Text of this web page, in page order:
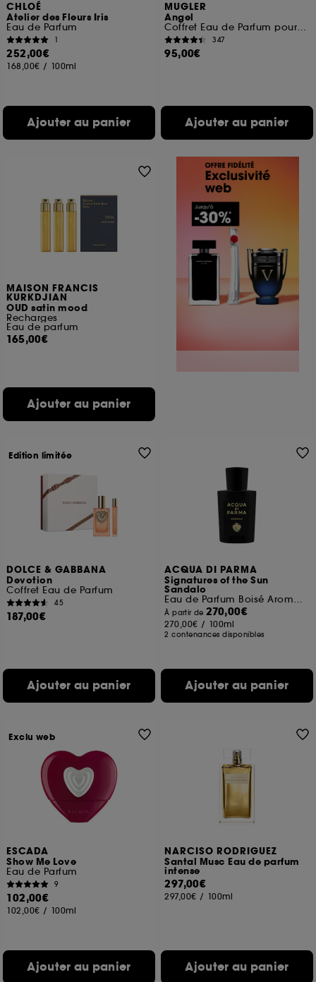
CHLOÉ
Atelier des Fleurs Iris
Eau de Parfum
1
252,00€
168,00€ / 100ml
Ajouter au panier
MUGLER
Angel
Coffret Eau de Parfum pour Femme
347
95,00€
Ajouter au panier
MAISON FRANCIS
KURKDJIAN
OUD satin mood
Recharges
Eau de parfum
165,00€
Ajouter au panier
DOLCE & GABBANA
Devotion
Coffret Eau de Parfum
45
187,00€
Ajouter au panier
Edition limitée
ACQUA DI PARMA
Signatures of the Sun
Sandalo
Eau de Parfum Boisé Aromatique
À partir de270,00€
270,00€ / 100ml
2 contenances disponibles
Ajouter au panier
ESCADA
Show Me Love
Eau de Parfum
9
102,00€
102,00€ / 100ml
Ajouter au panier
Exclu web
NARCISO RODRIGUEZ
Santal Musc Eau de parfum
intense
297,00€
297,00€ / 100ml
Ajouter au panier